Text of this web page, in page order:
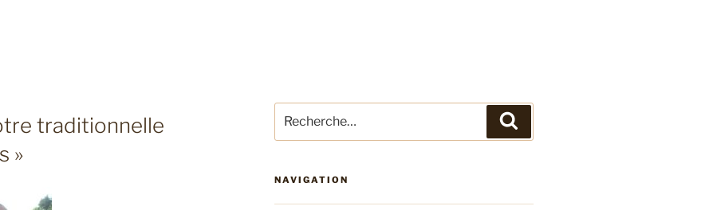
traditionnelle
»
pour
:
NAVIGATION